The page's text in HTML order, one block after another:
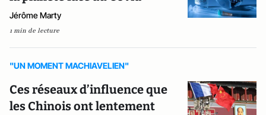
Jérôme Marty
1 min de lecture
"UN MOMENT MACHIAVELIEN"
Ces réseaux d’influence que
les Chinois ont lentement